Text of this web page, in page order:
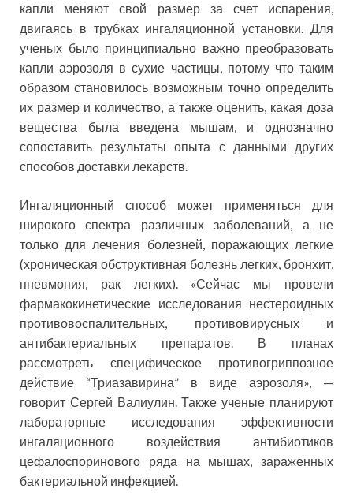
капли меняют свой размер за счет испарения,
двигаясь в трубках ингаляционной установки. Для
ученых было принципиально важно преобразовать
капли аэрозоля в сухие частицы, потому что таким
образом становилось возможным точно определить
их размер и количество, а также оценить, какая доза
вещества была введена мышам, и однозначно
сопоставить результаты опыта с данными других
способов доставки лекарств.
Ингаляционный способ может применяться для
широкого спектра различных заболеваний, а не
только для лечения болезней, поражающих легкие
(хроническая обструктивная болезнь легких, бронхит,
пневмония, рак легких). «Сейчас мы провели
фармакокинетические исследования нестероидных
противовоспалительных, противовирусных и
антибактериальных препаратов. В планах
рассмотреть специфическое противогриппозное
действие “Триазавирина” в виде аэрозоля», —
говорит Сергей Валиулин. Также ученые планируют
лабораторные исследования эффективности
ингаляционного воздействия антибиотиков
цефалоспоринового ряда на мышах, зараженных
бактериальной инфекцией.